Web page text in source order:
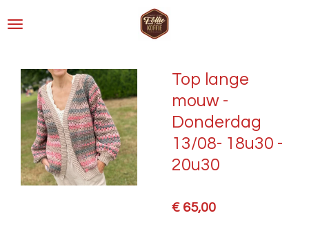
direct
hoofdinhoud
Top lange
mouw -
Donderdag
13/08- 18u30 -
20u30
€ 65,00